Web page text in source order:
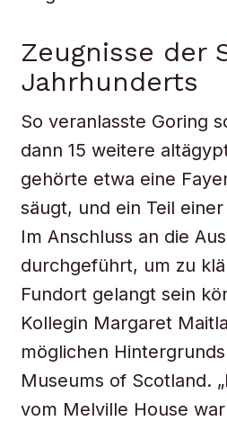
Zeugnisse der
Jahrhunderts
So veranlasste Goring
dann 15 weitere
gehörte etwa eine
säugt, und ein Teil
Im Anschluss an die
durchgeführt, um zu
Fundort gelangt sein
Kollegin Margaret
möglichen
Museums of Scotland.
vom Melville House